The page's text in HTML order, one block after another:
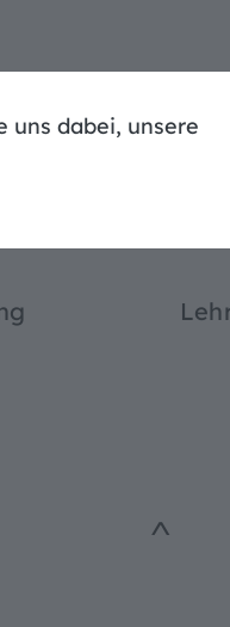
uns dabei, unsere
Beratung
^